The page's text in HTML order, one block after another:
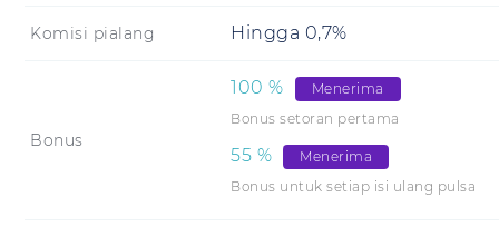
Komisi pialang Hingga 0,7%
Bonus
100 %
Menerima
Bonus setoran pertama
55 %
Menerima
Bonus untuk setiap isi ulang pulsa